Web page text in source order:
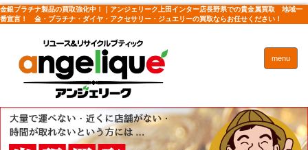
金銀プラチナ製品の買取強化中！｜アンジェリーク上田インター店長野県での貴金属買取 地域一
番宣言！ 金・プラチナ・ダイヤ・アクセサリー・ジュエリーの買取ならお任せください！
menu